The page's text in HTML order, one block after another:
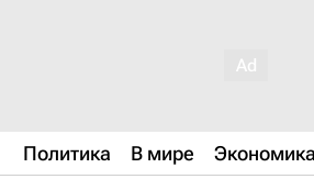
Политика В мире Экономика